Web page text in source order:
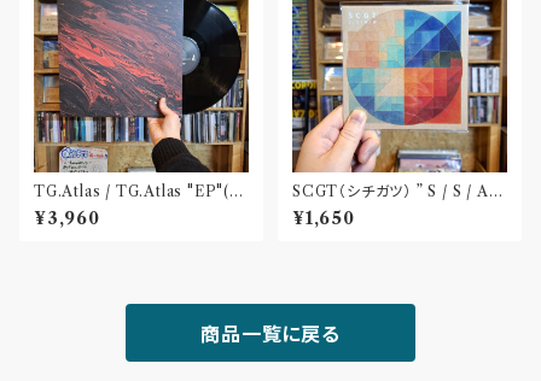
TG.Atlas / TG.Atlas "EP"(12
inch)〝旭川〟
¥3,960
SCGT（シチガツ） ” S / S / A /
W”(CD)
¥1,650
商品一覧に戻る